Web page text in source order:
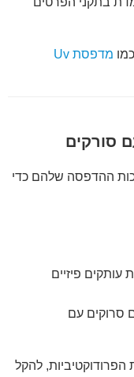
מדפסת Uv
סורקים
ההדפסה שלהם כדי
פיזיים
סרוקים עם
הפרודוקטיביות, להקל